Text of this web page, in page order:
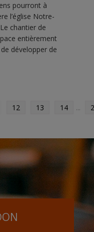
pourront à
l’église Notre-
chantier de
entièrement
développer de
12 13 14 ...